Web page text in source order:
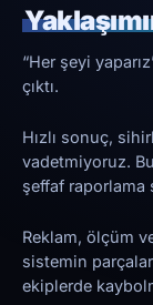
“Her şeyi
çıktı.
Hızlı sonuç,
vadetmiyoruz.
şeffaf raporlama
Reklam, ölçüm
sistemin
ekiplerde